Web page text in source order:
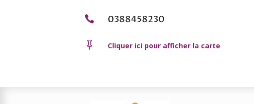
 0388458230
 Cliquer ici pour afficher la carte